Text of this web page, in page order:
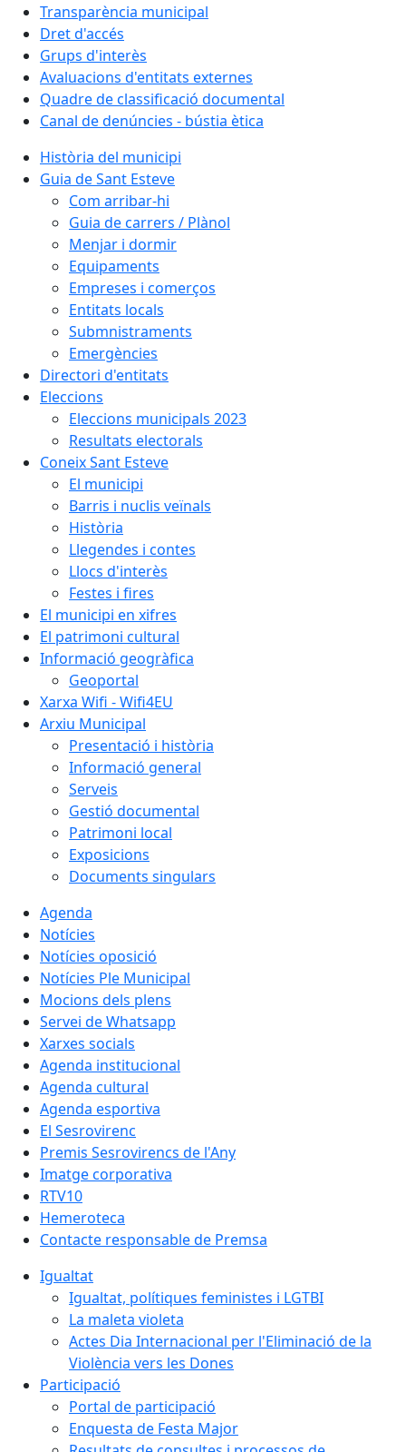
Transparència municipal
Dret d'accés
Grups d'interès
Avaluacions d'entitats externes
Quadre de classificació documental
Canal de denúncies - bústia ètica
Història del municipi
Guia de Sant Esteve
Com arribar-hi
Guia de carrers / Plànol
Menjar i dormir
Equipaments
Empreses i comerços
Entitats locals
Submnistraments
Emergències
Directori d'entitats
Eleccions
Eleccions municipals 2023
Resultats electorals
Coneix Sant Esteve
El municipi
Barris i nuclis veïnals
Història
Llegendes i contes
Llocs d'interès
Festes i fires
El municipi en xifres
El patrimoni cultural
Informació geogràfica
Geoportal
Xarxa Wifi - Wifi4EU
Arxiu Municipal
Presentació i història
Informació general
Serveis
Gestió documental
Patrimoni local
Exposicions
Documents singulars
Agenda
Notícies
Notícies oposició
Notícies Ple Municipal
Mocions dels plens
Servei de Whatsapp
Xarxes socials
Agenda institucional
Agenda cultural
Agenda esportiva
El Sesrovirenc
Premis Sesrovirencs de l'Any
Imatge corporativa
RTV10
Hemeroteca
Contacte responsable de Premsa
Igualtat
Igualtat, polítiques feministes i LGTBI
La maleta violeta
Actes Dia Internacional per l'Eliminació de la
Violència vers les Dones
Participació
Portal de participació
Enquesta de Festa Major